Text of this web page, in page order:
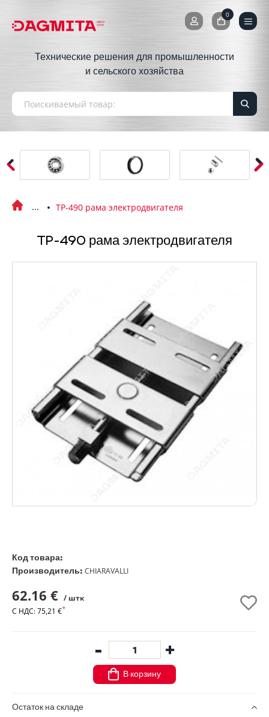
0
0
Технические решения для промышленности
и сельского хозяйства
TP-490 рама электродвигателя
TP-490 рама электродвигателя
Код товара:
Производитель: CHIARAVALLI
62.16 € / штк
С НДС: 75,21 €
- +
В корзину
Остаток на складе